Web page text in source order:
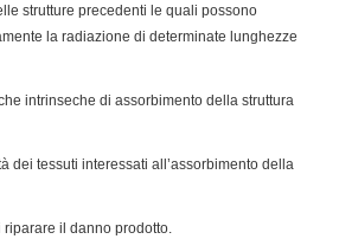
strutture precedenti le quali possono
la radiazione di determinate lunghezze
intrinseche di assorbimento della struttura
dei tessuti interessati all’assorbimento della
il danno prodotto.